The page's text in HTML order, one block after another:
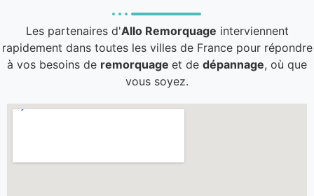
Les partenaires d'Allo Remorquage interviennent
rapidement dans toutes les villes de France pour répondre
à vos besoins de remorquage et de dépannage, où que
vous soyez.